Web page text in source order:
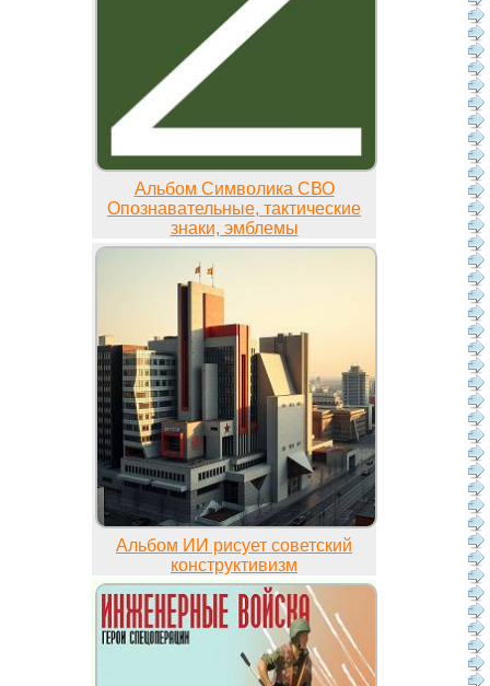
Альбом Символика СВО
Опознавательные, тактические
знаки, эмблемы
Альбом ИИ рисует советский
конструктивизм